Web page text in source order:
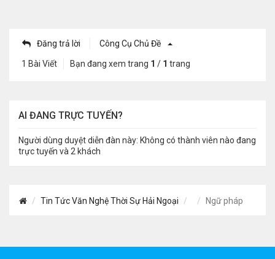
Đăng trả lời Công Cụ Chủ Đề
1 Bài Viết Bạn đang xem trang 1 / 1 trang
AI ĐANG TRỰC TUYẾN?
Người dùng duyệt diễn đàn này: Không có thành viên nào đang
trực tuyến và 2 khách
Tin Tức Văn Nghệ Thời Sự Hải Ngoại Ngữ pháp